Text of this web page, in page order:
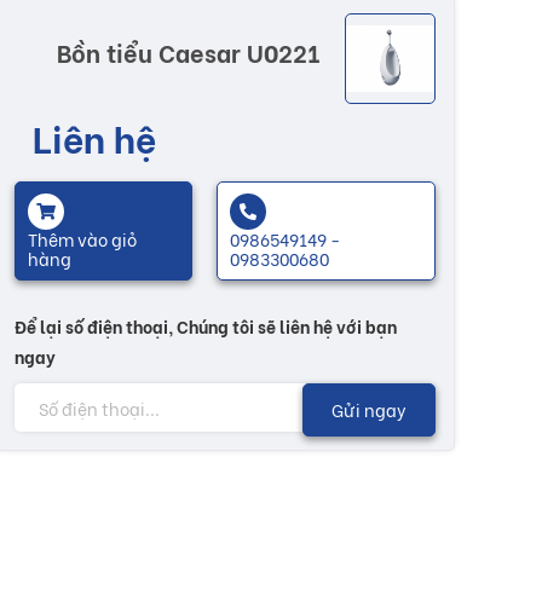
Bồn tiểu Caesar U0221
Liên hệ
Thêm vào giỏ
hàng
0986549149 -
0983300680
Để lại số điện thoại, Chúng tôi sẽ liên hệ với bạn
ngay
Gửi ngay